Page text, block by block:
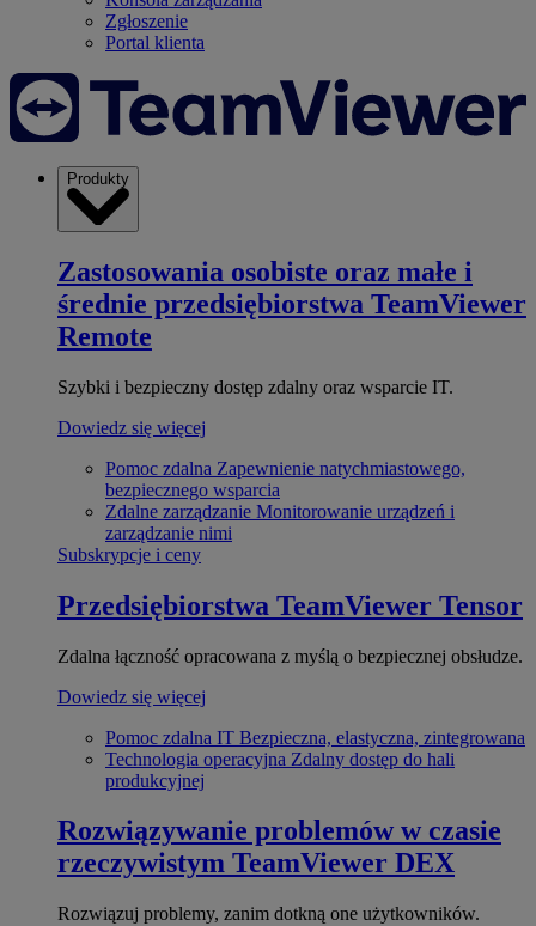
Zgłoszenie
Portal klienta
Produkty
Zastosowania osobiste oraz małe i
średnie przedsiębiorstwa TeamViewer
Remote
Szybki i bezpieczny dostęp zdalny oraz wsparcie IT.
Dowiedz się więcej
Pomoc zdalna Zapewnienie natychmiastowego,
bezpiecznego wsparcia
Zdalne zarządzanie Monitorowanie urządzeń i
zarządzanie nimi
Subskrypcje i ceny
Przedsiębiorstwa TeamViewer Tensor
Zdalna łączność opracowana z myślą o bezpiecznej obsłudze.
Dowiedz się więcej
Pomoc zdalna IT Bezpieczna, elastyczna, zintegrowana
Technologia operacyjna Zdalny dostęp do hali
produkcyjnej
Rozwiązywanie problemów w czasie
rzeczywistym TeamViewer DEX
Rozwiązuj problemy, zanim dotkną one użytkowników.